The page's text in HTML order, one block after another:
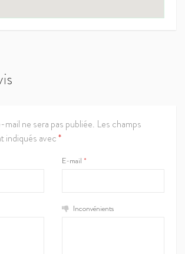
ne sera pas publiée. Les champs
indiqués avec*
E-mail *
Inconvénients